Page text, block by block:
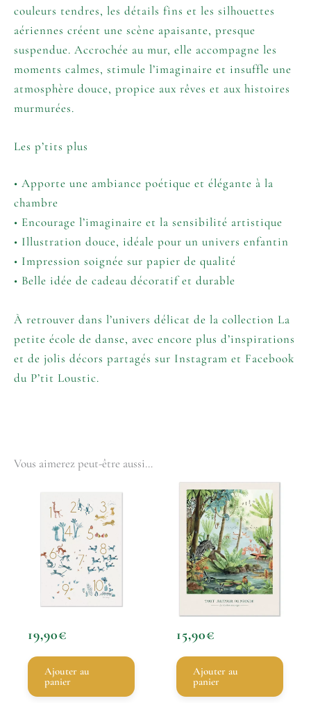
couleurs tendres, les détails fins et les silhouettes
aériennes créent une scène apaisante, presque
suspendue. Accrochée au mur, elle accompagne les
moments calmes, stimule l’imaginaire et insuffle une
atmosphère douce, propice aux rêves et aux histoires
murmurées.
Les p’tits plus
• Apporte une ambiance poétique et élégante à la
chambre
• Encourage l’imaginaire et la sensibilité artistique
• Illustration douce, idéale pour un univers enfantin
• Impression soignée sur papier de qualité
• Belle idée de cadeau décoratif et durable
À retrouver dans l’univers délicat de la collection La
petite école de danse, avec encore plus d’inspirations
et de jolis décors partagés sur Instagram et Facebook
du P’tit Loustic.
Vous aimerez peut-être aussi…
19,90€
Ajouter au
panier
15,90€
Ajouter au
panier